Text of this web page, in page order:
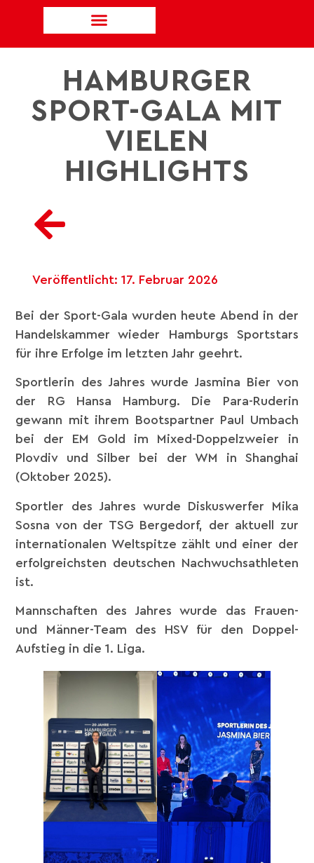
HAMBURGER
SPORT-GALA MIT
VIELEN
HIGHLIGHTS
Veröffentlicht: 17. Februar 2026
Bei der Sport-Gala wurden heute Abend in der
Handelskammer wieder Hamburgs Sportstars
für ihre Erfolge im letzten Jahr geehrt.
Sportlerin des Jahres wurde Jasmina Bier von
der RG Hansa Hamburg. Die Para-Ruderin
gewann mit ihrem Bootspartner Paul Umbach
bei der EM Gold im Mixed-Doppelzweier in
Plovdiv und Silber bei der WM in Shanghai
(Oktober 2025).
Sportler des Jahres wurde Diskuswerfer Mika
Sosna von der TSG Bergedorf, der aktuell zur
internationalen Weltspitze zählt und einer der
erfolgreichsten deutschen Nachwuchsathleten
ist.
Mannschaften des Jahres wurde das Frauen-
und Männer-Team des HSV für den Doppel-
Aufstieg in die 1. Liga.